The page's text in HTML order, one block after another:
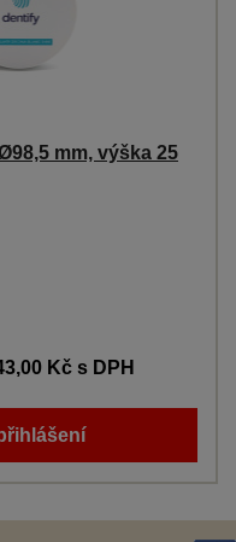
mm, výška 25
Kčs DPH